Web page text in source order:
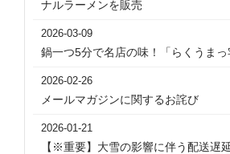
ナルラーメンを販売
2026-03-09
鍋一つ5分で名店の味！「らくうまっ
2026-02-26
メールマガジンに関するお詫び
2026-01-21
【※重要】大雪の影響に伴う配送遅